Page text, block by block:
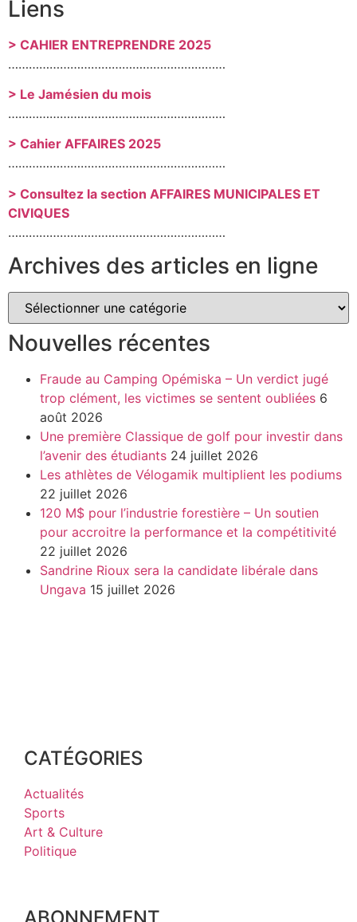
Liens
> CAHIER ENTREPRENDRE 2025
………………………………………………………
> Le Jamésien du mois
………………………………………………………
> Cahier AFFAIRES 2025
………………………………………………………
> Consultez la section AFFAIRES MUNICIPALES ET
CIVIQUES
………………………………………………………
Archives des articles en ligne
Nouvelles récentes
Fraude au Camping Opémiska – Un verdict jugé
trop clément, les victimes se sentent oubliées 6
août 2026
Une première Classique de golf pour investir dans
l’avenir des étudiants 24 juillet 2026
Les athlètes de Vélogamik multiplient les podiums
22 juillet 2026
120 M$ pour l’industrie forestière – Un soutien
pour accroitre la performance et la compétitivité
22 juillet 2026
Sandrine Rioux sera la candidate libérale dans
Ungava 15 juillet 2026
CATÉGORIES
Actualités
Sports
Art & Culture
Politique